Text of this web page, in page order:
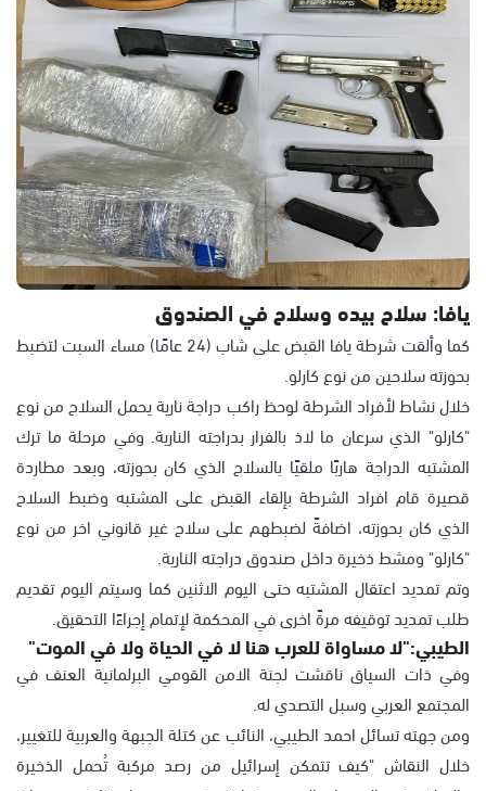
يافا: سلاح بيده وسلاح في الصندوق
كما وألقت شرطة يافا القبض على شاب (24 عامًا) مساء السبت لتضبط
بحوزته سلاحين من نوع كارلو.
خلال نشاط لأفراد الشرطة لوحظ راكب دراجة نارية يحمل السلاح من نوع
"كارلو" الذي سرعان ما لاذ بالفرار بدراجته النارية. وفي مرحلة ما ترك
المشتبه الدراجة هاربًا ملقيًا بالسلاح الذي كان بحوزته، وبعد مطاردة
قصيرة قام افراد الشرطة بإلقاء القبض على المشتبه وضبط السلاح
الذي كان بحوزته، اضافةً لضبطهم على سلاح غير قانوني اخر من نوع
"كارلو" ومشط ذخيرة داخل صندوق دراجته النارية.
وتم تمديد اعتقال المشتبه حتى اليوم الاثنين كما وسيتم اليوم تقديم
طلب تمديد توقيفه مرةً اخرى في المحكمة لإتمام إجراءًا التحقيق.
الطيبي:"لا مساواة للعرب هنا لا في الحياة ولا في الموت"
وفي ذات السياق ناقشت لجنة الامن القومي البرلمانية العنف في
المجتمع العربي وسبل التصدي له.
ومن جهته تسائل احمد الطيبي، النائب عن كتلة الجبهة والعربية للتغيير،
خلال النقاش "كيف تتمكن إسرائيل من رصد مركبة تُحمل الذخيرة